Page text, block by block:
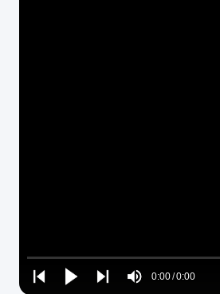
Play
Play
Play
Mute0:00/0:00
Loaded:
0%